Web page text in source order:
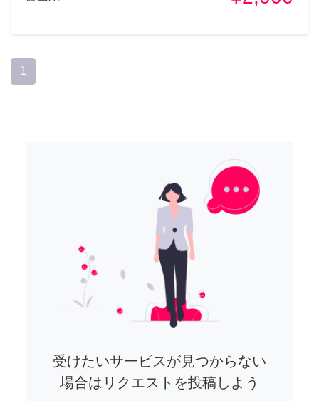
1
受けたいサービスが見つからない
場合はリクエストを投稿しよう